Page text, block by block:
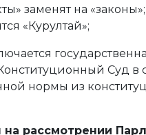
заменят на «законы»;
«Курултай»;
Суд в
нормы из
рассмотрении